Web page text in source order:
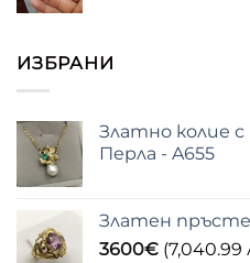
ИЗБРАНИ
Златно колие
Перла - A655
Златен
3600€ (7,040.99